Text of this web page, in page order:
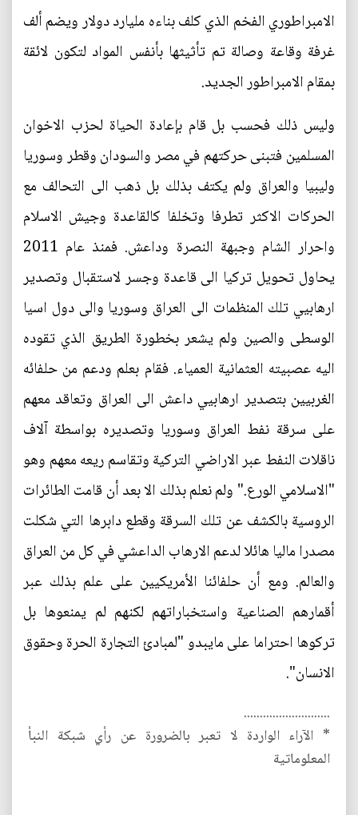
الامبراطوري الفخم الذي كلف بناءه مليارد دولار ويضم ألف
غرفة وقاعة وصالة تم تأثيثها بأنفس المواد لتكون لائقة
بمقام الامبراطور الجديد.
وليس ذلك فحسب بل قام بإعادة الحياة لحزب الاخوان
المسلمين فتبنى حركتهم في مصر والسودان وقطر وسوريا
وليبيا والعراق ولم يكتف بذلك بل ذهب الى التحالف مع
الحركات الاكثر تطرفا وتخلفا كالقاعدة وجيش الاسلام
واحرار الشام وجبهة النصرة وداعش. فمنذ عام 2011
يحاول تحويل تركيا الى قاعدة وجسر لاستقبال وتصدير
ارهابيي تلك المنظمات الى العراق وسوريا والى دول اسيا
الوسطى والصين ولم يشعر بخطورة الطريق الذي تقوده
اليه عصبيته العثمانية العمياء. فقام بعلم ودعم من حلفائه
الغربيين بتصدير ارهابيي داعش الى العراق وتعاقد معهم
على سرقة نفط العراق وسوريا وتصديره بواسطة آلاف
ناقلات النفط عبر الاراضي التركية وتقاسم ريعه معهم وهو
"الاسلامي الورع." ولم نعلم بذلك الا بعد أن قامت الطائرات
الروسية بالكشف عن تلك السرقة وقطع دابرها التي شكلت
مصدرا ماليا هائلا لدعم الارهاب الداعشي في كل من العراق
والعالم. ومع أن حلفائنا الأمريكيين على علم بذلك عبر
أقمارهم الصناعية واستخباراتهم لكنهم لم يمنعوها بل
تركوها احتراما على مايبدو "لمبادئ التجارة الحرة وحقوق
الانسان".
...........................
* الآراء الواردة لا تعبر بالضرورة عن رأي شبكة النبأ
المعلوماتية